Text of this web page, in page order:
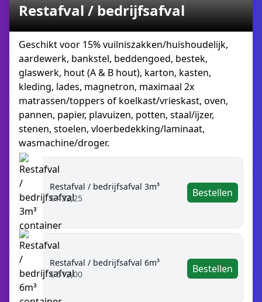
Restafval / bedrijfsafval
Geschikt voor 15% vuilniszakken/huishoudelijk,
aardewerk, bankstel, beddengoed, bestek,
glaswerk, hout (A & B hout), karton, kasten,
kleding, lades, magnetron, maximaal 2x
matrassen/toppers of koelkast/vrieskast, oven,
pannen, papier, plavuizen, potten, staal/ijzer,
stenen, stoelen, vloerbedekking/laminaat,
wasmachine/droger.
Restafval / bedrijfsafval 3m³
€ 432,25
Bestellen
Restafval / bedrijfsafval 6m³
€ 513,00
Bestellen